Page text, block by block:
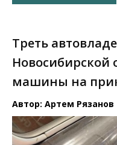
Треть
Новосибирской
машины на
Автор: Артем Рязанов